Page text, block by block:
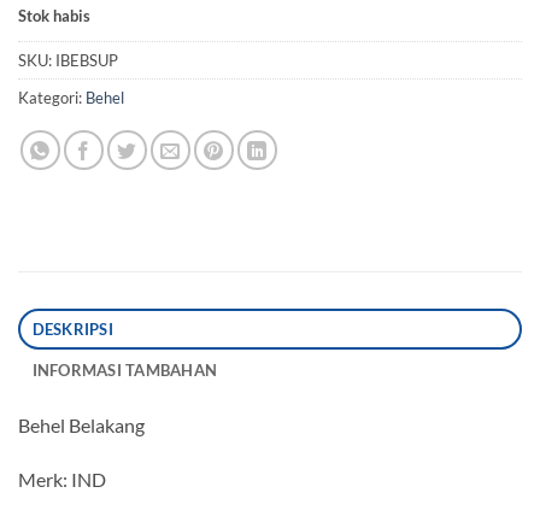
Stok habis
SKU: IBEBSUP
Kategori: Behel
DESKRIPSI
INFORMASI TAMBAHAN
Behel Belakang
Merk: IND